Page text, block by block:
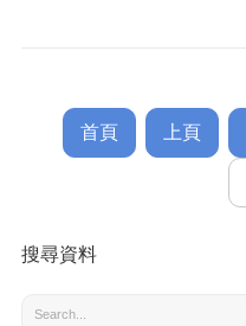
首頁 上頁
搜尋資料